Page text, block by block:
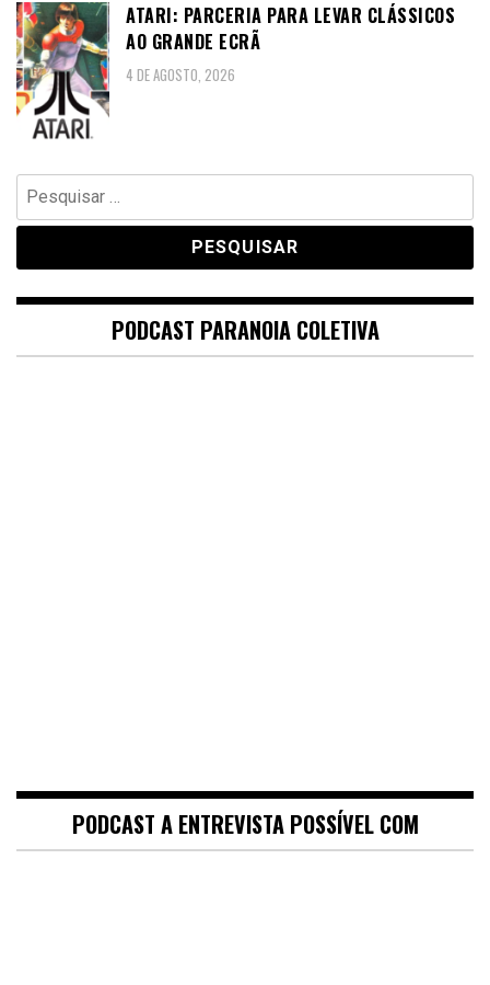
ATARI: PARCERIA PARA LEVAR CLÁSSICOS
AO GRANDE ECRÃ
4 DE AGOSTO, 2026
Pesquisar
por:
PODCAST PARANOIA COLETIVA
PODCAST A ENTREVISTA POSSÍVEL COM